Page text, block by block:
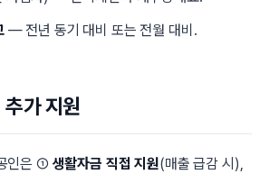
— 전년 동기 대비 또는 전월 대비.
추가 지원
인은 ① 생활자금 직접 지원(매출 급감 시),